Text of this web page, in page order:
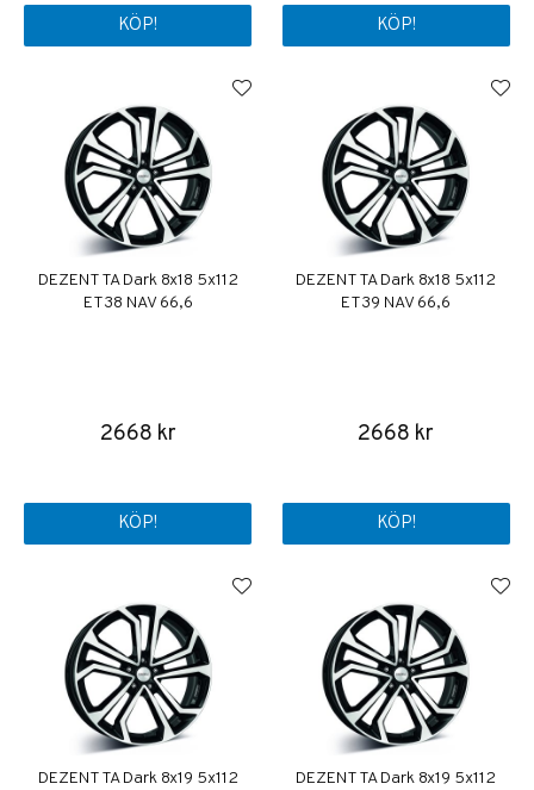
KÖP! KÖP!
DEZENT TA Dark 8x18 5x112
ET38 NAV 66,6
2668 kr
KÖP!
DEZENT TA Dark 8x18 5x112
ET39 NAV 66,6
2668 kr
KÖP!
DEZENT TA Dark 8x19 5x112
DEZENT TA Dark 8x19 5x112